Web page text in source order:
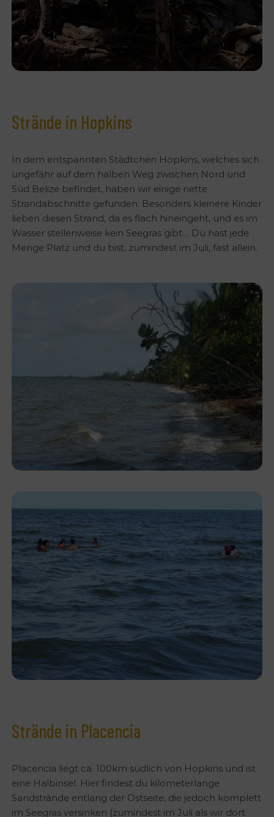
Strände in Hopkins
In dem entspannten Städtchen Hopkins, welches sich
ungefähr auf dem halben Weg zwischen Nord und
Süd Belize befindet, haben wir einige nette
Strandabschnitte gefunden. Besonders kleinere Kinder
lieben diesen Strand, da es flach hineingeht, und es im
Wasser stellenweise kein Seegras gibt… Du hast jede
Menge Platz und du bist, zumindest im Juli, fast allein.
Strände in Placencia
Placencia liegt ca. 100km südlich von Hopkins und ist
eine Halbinsel. Hier findest du kilometerlange
Sandstrände entlang der Ostseite, die jedoch komplett
im Seegras versinken (zumindest im Juli als wir dort